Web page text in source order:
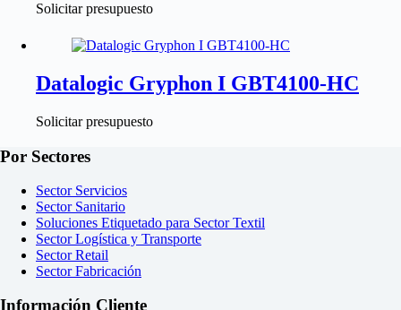
Solicitar presupuesto
Datalogic Gryphon I GBT4100-HC
Solicitar presupuesto
Por Sectores
Sector Servicios
Sector Sanitario
Soluciones Etiquetado para Sector Textil
Sector Logística y Transporte
Sector Retail
Sector Fabricación
Información Cliente